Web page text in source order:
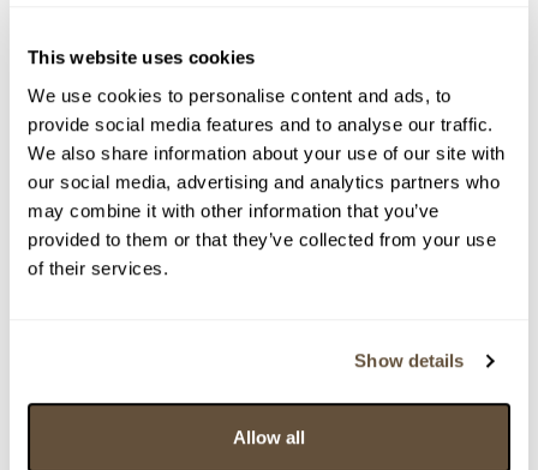
This website uses cookies
We use cookies to personalise content and ads, to
provide social media features and to analyse our traffic.
We also share information about your use of our site with
our social media, advertising and analytics partners who
may combine it with other information that you’ve
provided to them or that they’ve collected from your use
of their services.
Show details
Allow all
puncovní značkou "labuť", hrubá hmotnost 2,90 g
Dražba ukončena:
18.03.2026 20:16:49
Vyvolávací cena:
3 000 Kč
vydraženo za:
18 000 Kč
Zpět na aukční výsledky